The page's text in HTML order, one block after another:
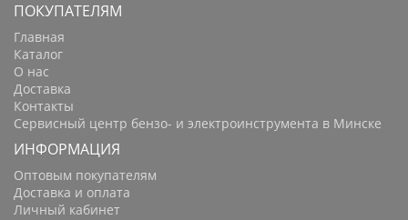
ПОКУПАТЕЛЯМ
Главная
Каталог
О нас
Доставка
Контакты
Сервисный центр бензо- и электроинструмента в Минске
ИНФОРМАЦИЯ
Оптовым покупателям
Доставка и оплата
Личный кабинет